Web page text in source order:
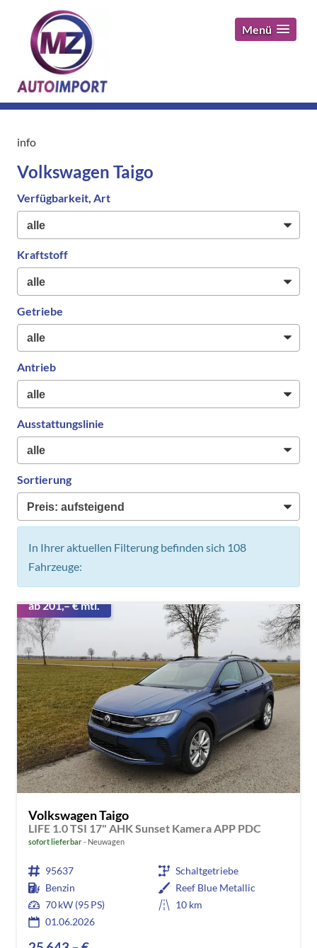
Menü
info
Volkswagen Taigo
Verfügbarkeit, Art
Kraftstoff
Getriebe
Antrieb
Ausstattungslinie
Sortierung
In Ihrer aktuellen Filterung befinden sich 108
Fahrzeuge:
ab 201,– € mtl.
Volkswagen Taigo
LIFE 1.0 TSI 17" AHK Sunset Kamera APP PDC
sofort lieferbar Neuwagen
95637
Schaltgetriebe
Benzin
Reef Blue Metallic
70 kW (95 PS)
10 km
01.06.2026